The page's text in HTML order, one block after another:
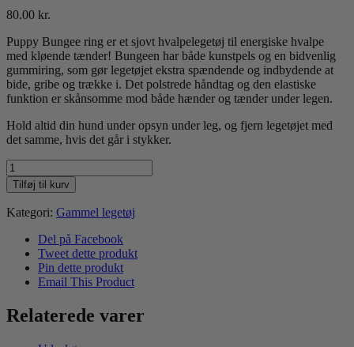
80.00 kr.
Puppy Bungee ring er et sjovt hvalpelegetøj til energiske hvalpe
med kløende tænder! Bungeen har både kunstpels og en bidvenlig
gummiring, som gør legetøjet ekstra spændende og indbydende at
bide, gribe og trække i. Det polstrede håndtag og den elastiske
funktion er skånsomme mod både hænder og tænder under legen.
Hold altid din hund under opsyn under leg, og fjern legetøjet med
det samme, hvis det går i stykker.
Hvalpelegetøj
med
pels
og
Lyserød
antal
Tilføj til kurv
Kategori: Gammel legetøj
Del på Facebook
Tweet dette produkt
Pin dette produkt
Email This Product
Relaterede varer